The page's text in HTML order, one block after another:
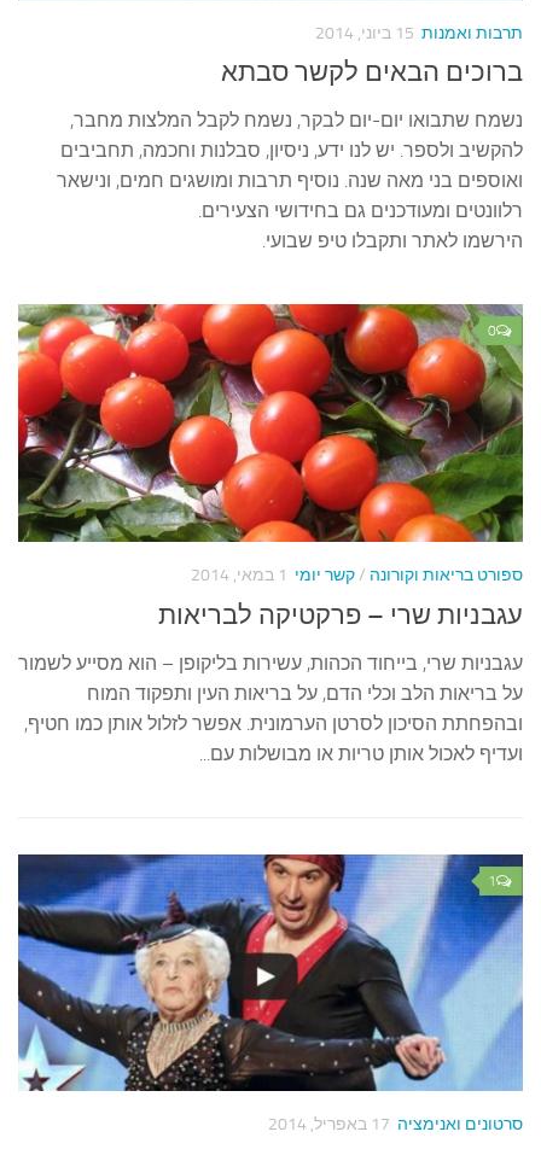
תרבות ואמנות 15 ביוני, 2014
ברוכים הבאים לקשר סבתא
נשמח שתבואו יום-יום לבקר, נשמח לקבל המלצות מחבר,
להקשיב ולספר. יש לנו ידע, ניסיון, סבלנות וחכמה, תחביבים
ואוספים בני מאה שנה. נוסיף תרבות ומושגים חמים, ונישאר
רלוונטים ומעודכנים גם בחידושי הצעירים.
הירשמו לאתר ותקבלו טיפ שבועי.
0
ספורט בריאות וקורונה /קשר יומי 1 במאי, 2014
עגבניות שרי – פרקטיקה לבריאות
עגבניות שרי, בייחוד הכהות, עשירות בליקופן – הוא מסייע לשמור
על בריאות הלב וכלי הדם, על בריאות העין ותפקוד המוח
ובהפחתת הסיכון לסרטן הערמונית. אפשר לזלול אותן כמו חטיף,
ועדיף לאכול אותן טריות או מבושלות עם...
1
סרטונים ואנימציה 17 באפריל, 2014